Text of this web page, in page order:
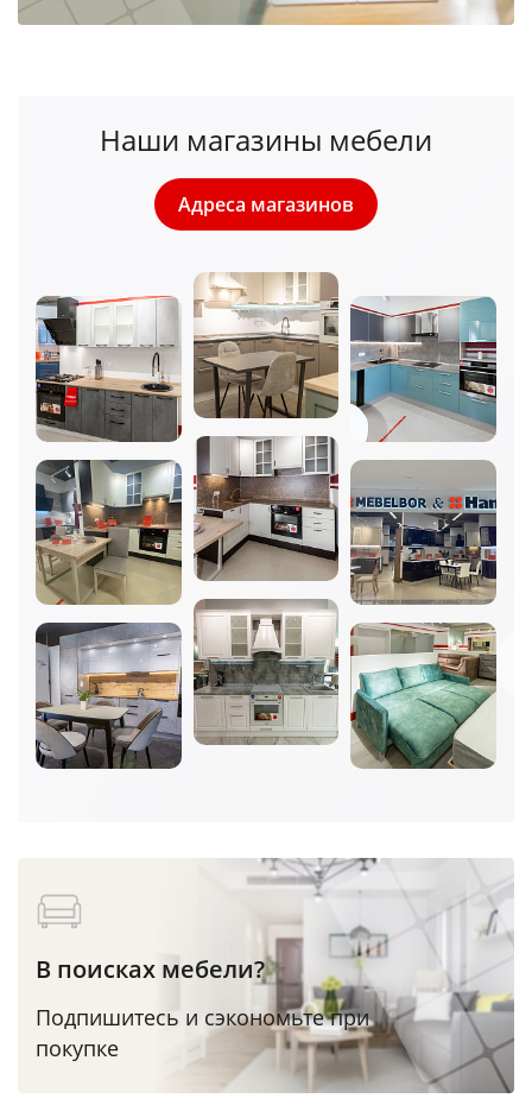
Наши магазины мебели
Адреса магазинов
В поисках мебели?
Подпишитесь и сэкономьте при
покупке